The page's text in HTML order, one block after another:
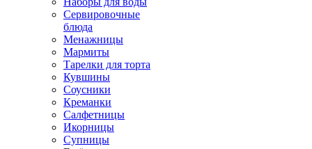
Сервировочные
блюда
Менажницы
Мармиты
Тарелки для торта
Кувшины
Соусники
Креманки
Салфетницы
Икорницы
Супницы